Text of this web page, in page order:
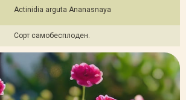
Actinidia arguta Ananasnaya
Сорт самобесплоден.